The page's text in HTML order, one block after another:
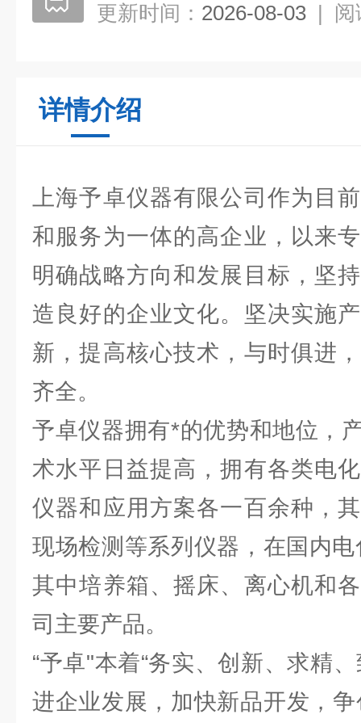
更新时间： 2026-08-03 | 阅
详情介绍
上海予卓仪器有限公司作为目
和服务为一体的高企业，以来
明确战略方向和发展目标，坚
造良好的企业文化。坚决实施
新，提高核心技术，与时俱进
齐全。
予卓仪器拥有*的优势和地位，
术水平日益提高，拥有各类电
仪器和应用方案各一百余种，
现场检测等系列仪器，在国内
其中培养箱、摇床、离心机和
司主要产品。
“予卓"本着“务实、创新、求精
进企业发展，加快新品开发，